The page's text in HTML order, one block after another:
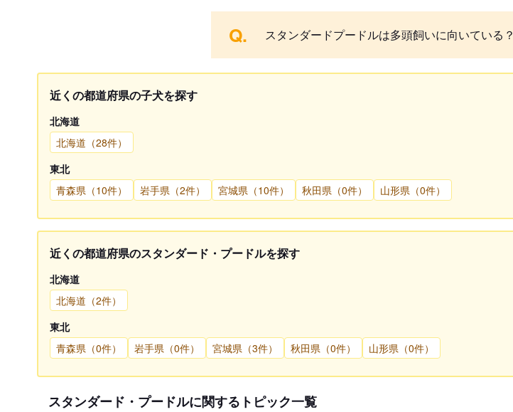
Q. スタンダードプードルは多頭飼いに向いている？
近くの都道府県の子犬を探す
北海道
北海道（28件）
東北
青森県（10件）
岩手県（2件） 宮城県（10件） 秋田県（0件） 山形県（0件）
近くの都道府県のスタンダード・プードルを探す
北海道
北海道（2件）
東北
青森県（0件）
岩手県（0件） 宮城県（3件） 秋田県（0件） 山形県（0件）
スタンダード・プードルに関するトピック一覧